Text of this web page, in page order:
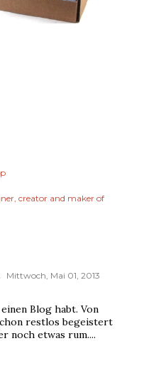
creator and maker of
Mittwoch, Mai 01, 2013
Blog habt. Von
restlos begeistert
noch etwas rum....